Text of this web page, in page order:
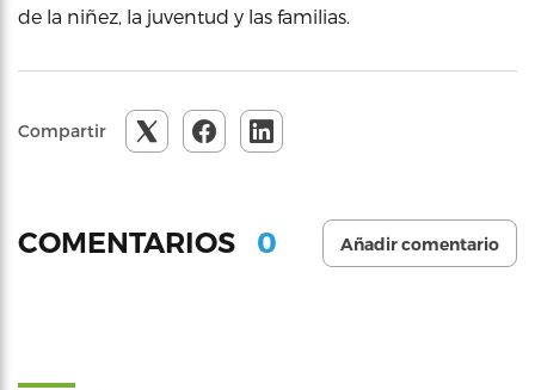
de la niñez, la juventud y las familias.
Compartir
COMENTARIOS 0 Añadir comentario